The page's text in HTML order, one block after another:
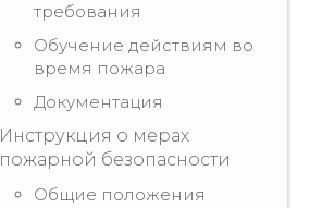
требования
Обучение действиям во
время пожара
Документация
Инструкция о мерах
пожарной безопасности
Общие положения